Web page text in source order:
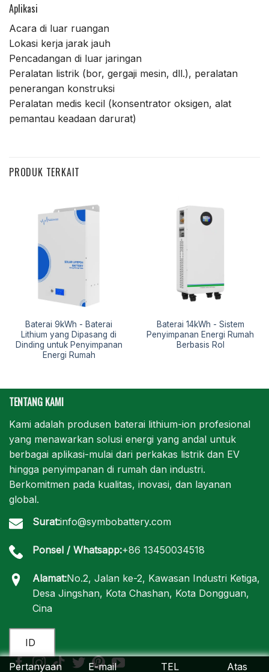
Aplikasi
Acara di luar ruangan
Lokasi kerja jarak jauh
Pencadangan di luar jaringan
Peralatan listrik (bor, gergaji mesin, dll.), peralatan
penerangan konstruksi
Peralatan medis kecil (konsentrator oksigen, alat
pemantau keadaan darurat)
PRODUK TERKAIT
Baterai 9kWh - Baterai
Lithium yang Dipasang di
Dinding untuk Penyimpanan
Energi Rumah
Baterai 14kWh - Sistem
Penyimpanan Energi Rumah
Berbasis Rol
TENTANG KAMI
Kami adalah produsen baterai lithium-ion profesional
yang menawarkan solusi energi yang andal untuk
berbagai aplikasi-mulai dari perkakas listrik dan EV
hingga penyimpanan di rumah dan industri.
Berkomitmen pada kualitas, inovasi, dan layanan
global.
Surat:info@symbobattery.com
Ponsel / Whatsapp:+86 13450034518
Alamat:No.2, Jalan ke-2, Kawasan Industri Ketiga,
Desa Jingshan, Kota Chashan, Kota Dongguan,
Cina
ID
Pertanyaan
E-mail TEL Atas